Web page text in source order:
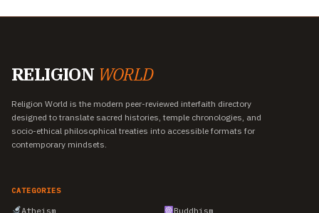
RELIGION WORLD
Religion World is the modern peer-reviewed interfaith directory
designed to translate sacred histories, temple chronologies, and
socio-ethical philosophical treaties into accessible formats for
contemporary mindsets.
CATEGORIES
Atheism
Buddhism